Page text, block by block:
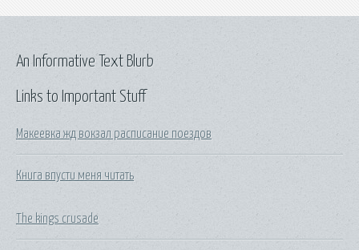
Links to Important Stuff
Макеевка жд вокзал расписание поездов
Книга впусти меня читать
The kings crusade
An Informative Text Blurb